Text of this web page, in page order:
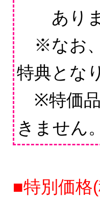
ありま
※なお、
特典とな
※特価品
きません。
■特別価格